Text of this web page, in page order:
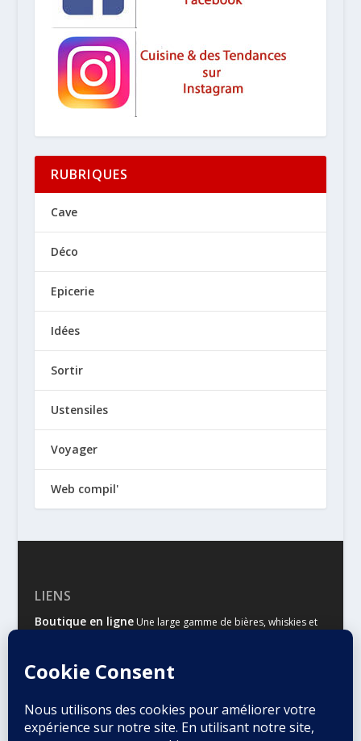
RUBRIQUES
Cave
Déco
Epicerie
Idées
Sortir
Ustensiles
Voyager
Web compil'
LIENS
Boutique en ligneUne large gamme de bières, whiskies et
Malts & HoublonsLe site d’information des amateurs de